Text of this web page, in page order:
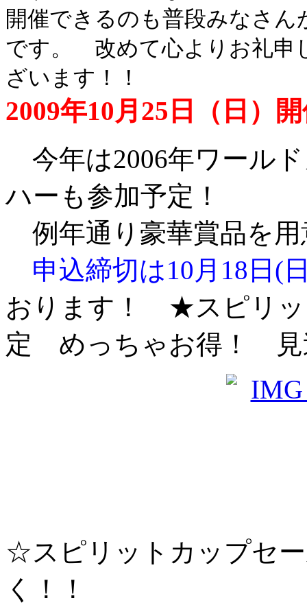
開催できるのも普段みなさ
です。 改めて心よりお礼申
ざいます！！
2009年10月25日（日）
今年は2006年ワール
ハーも参加予定！
例年通り豪華賞品を
申込締切は10月18日(
おります！ ★スピリッ
定 めっちゃお得！ 見
☆スピリットカップセ
く！！